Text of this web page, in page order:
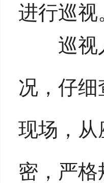
进行巡视
巡视人
况，仔
现场，从
密，严